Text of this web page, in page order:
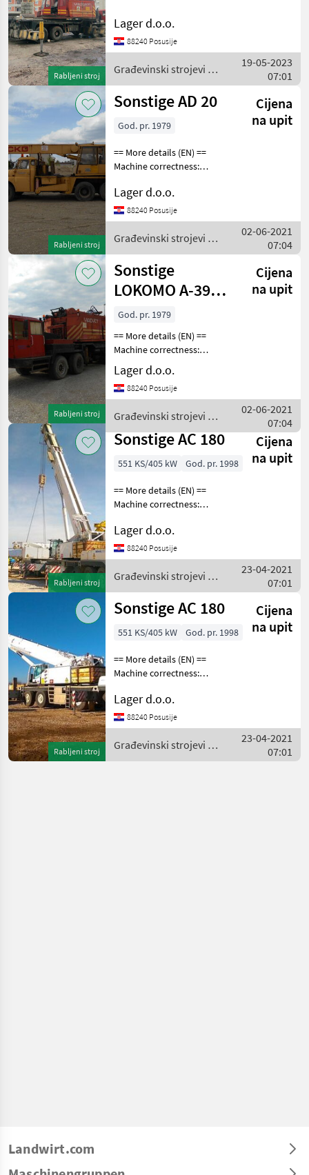
Rabljeni stroj
height/length: 60m max. m
brand: LOKOMO foots
chassis with 4 axles
90t maximum
Lager d.o.o.
88240 Posusije
Građevinski strojevi /
Sonstige
19-05-2023
07:01
Rabljeni stroj
Sonstige AD 20
Cijena
na upit
God. pr. 1979
== More details (EN) ==
Machine correctness:
Gređevinski kranovi
Lager d.o.o.
88240 Posusije
Građevinski strojevi /
Sonstige
02-06-2021
07:04
Rabljeni stroj
Sonstige
LOKOMO A-391-
2NS
Cijena
na upit
God. pr. 1979
== More details (EN) ==
Machine correctness:
Correct Tyre type:
Pneumatic brand: LOKOMO
Pomoćni motor VOLVO
capacity 90t max height:
60m. Wor
Lager d.o.o.
88240 Posusije
Građevinski strojevi /
Sonstige
02-06-2021
07:04
Rabljeni stroj
Sonstige AC 180
Cijena
na upit
551 KS/405 kW God. pr. 1998
== More details (EN) ==
Machine correctness:
180t maximum height
60m(standard boom). Drive
engine Daimler Benz 405kW
superstructure engin
Lager d.o.o.
88240 Posusije
Građevinski strojevi /
Sonstige
23-04-2021
07:01
Rabljeni stroj
Sonstige AC 180
Cijena
na upit
551 KS/405 kW God. pr. 1998
== More details (EN) ==
Machine correctness:
180t maximum height
60m(standard boom)+ 15m
fly jib. Drive engine Daimler
Benz 405kW superst
Lager d.o.o.
88240 Posusije
Građevinski strojevi /
Sonstige
23-04-2021
07:01
Landwirt.com